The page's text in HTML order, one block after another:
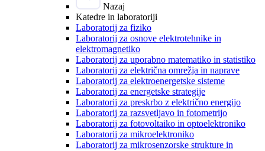
Nazaj
Katedre in laboratoriji
Laboratorij za fiziko
Laboratorij za osnove elektrotehnike in
elektromagnetiko
Laboratorij za uporabno matematiko in statistiko
Laboratorij za električna omrežja in naprave
Laboratorij za elektroenergetske sisteme
Laboratorij za energetske strategije
Laboratorij za preskrbo z električno energijo
Laboratorij za razsvetljavo in fotometrijo
Laboratorij za fotovoltaiko in optoelektroniko
Laboratorij za mikroelektroniko
Laboratorij za mikrosenzorske strukture in